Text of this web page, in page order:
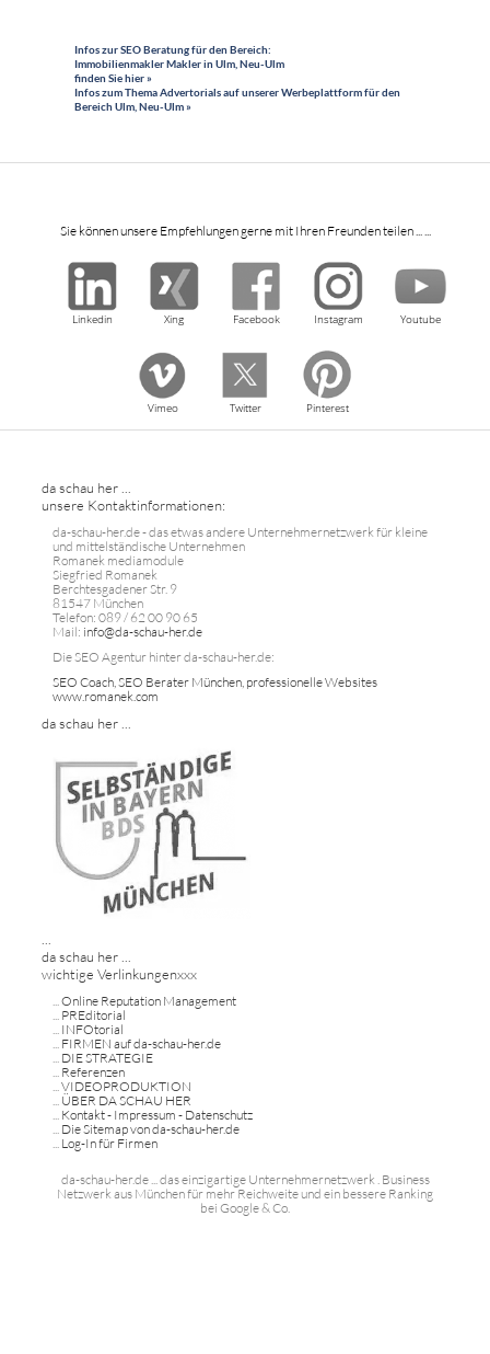
Infos zur SEO Beratung für den Bereich:
Immobilienmakler Makler in Ulm, Neu-Ulm
finden Sie hier »
Infos zum Thema Advertorials auf unserer Werbeplattform für den
Bereich Ulm, Neu-Ulm »
Sie können unsere Empfehlungen gerne mit Ihren Freunden teilen ... ...
Linkedin Xing Facebook Instagram Youtube
Vimeo Twitter Pinterest
da schau her ...
unsere Kontaktinformationen:
da-schau-her.de - das etwas andere Unternehmernetzwerk für kleine
und mittelständische Unternehmen
Romanek mediamodule
Siegfried Romanek
Berchtesgadener Str. 9
81547 München
Telefon: 089 / 62 00 90 65
Mail: info@da-schau-her.de
Die SEO Agentur hinter da-schau-her.de:
SEO Coach, SEO Berater München, professionelle Websites
www.romanek.com
da schau her ...
da schau her ...
wichtige Verlinkungenxxx
Online Reputation Management
PREditorial
INFOtorial
FIRMEN auf da-schau-her.de
DIE STRATEGIE
Referenzen
VIDEOPRODUKTION
ÜBER DA SCHAU HER
Kontakt - Impressum - Datenschutz
Die Sitemap von da-schau-her.de
Log-In für Firmen
da-schau-her.de ... das einzigartige Unternehmernetzwerk . Business
Netzwerk aus München für mehr Reichweite und ein bessere Ranking
bei Google & Co.